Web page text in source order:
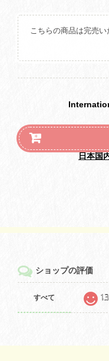
こちらの商品は完売
日本国
ショップの評価
すべて 13